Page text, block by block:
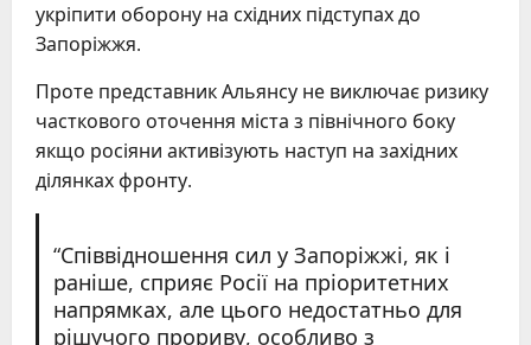
укріпити оборону на східних підступах до
Запоріжжя.
Проте представник Альянсу не виключає ризику
часткового оточення міста з північного боку
якщо росіяни активізують наступ на західних
ділянках фронту.
“Співвідношення сил у Запоріжжі, як і
раніше, сприяє Росії на пріоритетних
напрямках, але цього недостатньо для
рішучого прориву, особливо з